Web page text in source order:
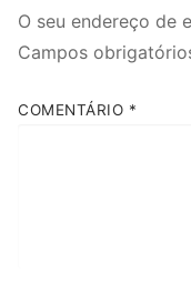
O seu endereço de
Campos
COMENTÁRIO *